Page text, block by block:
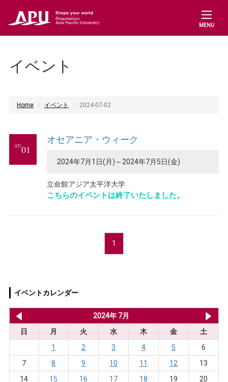
MENU
イベント
Home イベント 2024-07-02
07/01
オセアニア・ウィーク
2024年7月1日(月)～2024年7月5日(金)
立命館アジア太平洋大学
こちらのイベントは終了いたしました。
1
イベントカレンダー
2024年 7月
日
月 火 水 木 金
土
1
2 3 4 5
6
7
8 9 10 11 12
13
14
15 16 17 18 19
20